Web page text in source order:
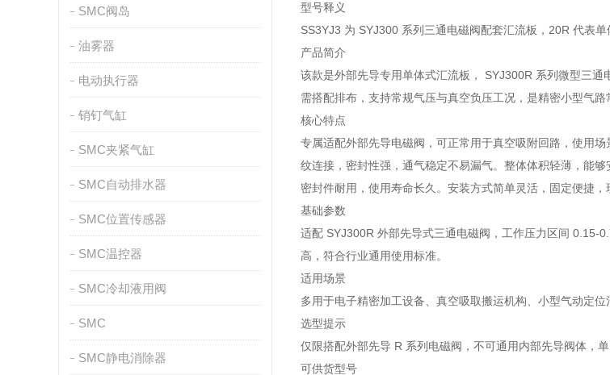
SMC阀岛
油雾器
电动执行器
销钉气缸
SMC夹紧气缸
SMC自动排水器
SMC位置传感器
SMC温控器
SMC冷却液用阀
SMC
SMC静电消除器
型号释义
SS3YJ3 为 SYJ300 系列三通电磁阀配套汇流板，20R 代表
产品简介
该款是外部先导专用单体式汇流板， SYJ300R 系列微型三
需搭配排布，支持常规气压与真空负压工况，是精密小型气路
核心特点
专属适配外部先导电磁阀，可正常用于真空吸附回路，使用
纹连接，密封性强，通气稳定不易漏气。整体体积轻薄，能
密封件耐用，使用寿命长久。安装方式简单灵活，固定便捷，
基础参数
适配 SYJ300R 外部先导式三通电磁阀，工作压力区间
高，符合行业通用使用标准。
适用场景
多用于电子精密加工设备、真空吸取搬运机构、小型气动定
选型提示
仅限搭配外部先导 R 系列电磁阀，不可通用内部先导阀体，
可供货型号